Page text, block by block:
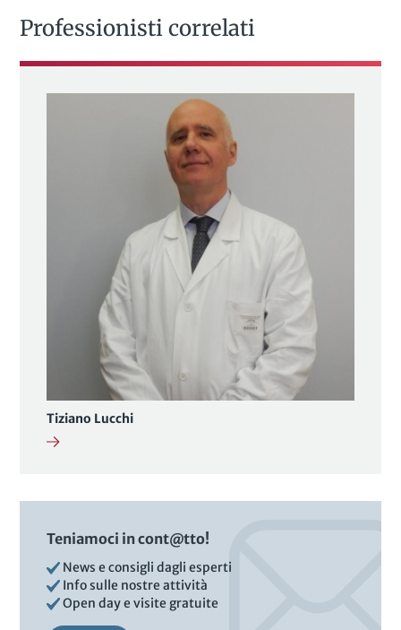
Professionisti correlati
Tiziano Lucchi
Teniamoci in cont@tto!
News e consigli dagli esperti
Info sulle nostre attività
Open day e visite gratuite